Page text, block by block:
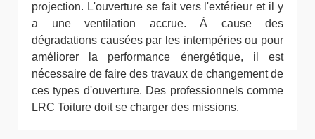
projection. L'ouverture se fait vers l'extérieur et il y
a une ventilation accrue. À cause des
dégradations causées par les intempéries ou pour
améliorer la performance énergétique, il est
nécessaire de faire des travaux de changement de
ces types d'ouverture. Des professionnels comme
LRC Toiture doit se charger des missions.